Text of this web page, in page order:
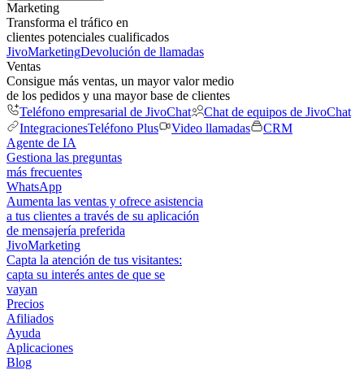
Marketing
Transforma el tráfico en
clientes potenciales cualificados
JivoMarketingDevolución de llamadas
Ventas
Consigue más ventas, un mayor valor medio
de los pedidos y una mayor base de clientes
Teléfono empresarial de JivoChat
Chat de equipos de JivoChat
IntegracionesTeléfono Plus Video llamadas
CRM
Agente de IA
Gestiona las preguntas
más frecuentes
WhatsApp
Aumenta las ventas y ofrece asistencia
a tus clientes a través de su aplicación
de mensajería preferida
JivoMarketing
Capta la atención de tus visitantes:
capta su interés antes de que se
vayan
Precios
Afiliados
Ayuda
Aplicaciones
Blog